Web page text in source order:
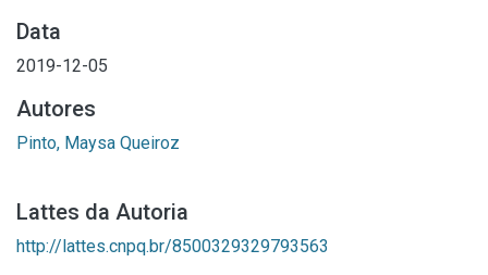
Data
2019-12-05
Autores
Pinto, Maysa Queiroz
Lattes da Autoria
http://lattes.cnpq.br/8500329329793563